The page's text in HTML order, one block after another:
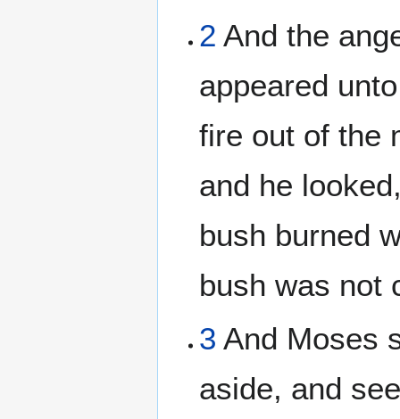
2 And the
appeared
fire out of the
and he
bush burned
bush was not
3 And Moses
aside, and